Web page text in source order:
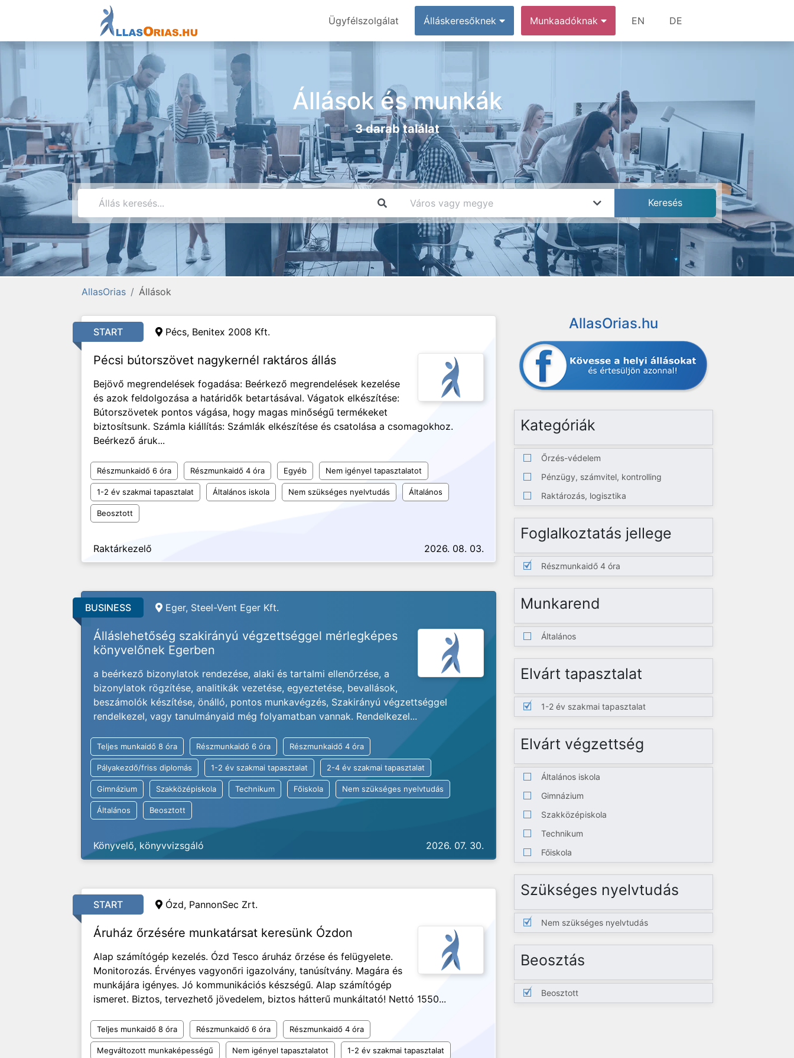
Ügyfélszolgálat Álláskeresőknek Munkaadóknak EN DE
Állások és munkák
3 darab találat
AllasOrias Állások
START Pécs, Benitex 2008 Kft.
Pécsi bútorszövet nagykernél raktáros állás
Bejövő megrendelések fogadása: Beérkező megrendelések kezelése
és azok feldolgozása a határidők betartásával. Vágatok elkészítése:
Bútorszövetek pontos vágása, hogy magas minőségű termékeket
biztosítsunk. Számla kiállítás: Számlák elkészítése és csatolása a csomagokhoz.
Beérkező áruk...
Részmunkaidő 6 óra Részmunkaidő 4 óra Egyéb Nem igényel tapasztalatot
1-2 év szakmai tapasztalat Általános iskola Nem szükséges nyelvtudás Általános
Beosztott
Raktárkezelő 2026. 08. 03.
BUSINESS Eger, Steel-Vent Eger Kft.
Álláslehetőség szakirányú végzettséggel mérlegképes
könyvelőnek Egerben
a beérkező bizonylatok rendezése, alaki és tartalmi ellenőrzése, a
bizonylatok rögzítése, analitikák vezetése, egyeztetése, bevallások,
beszámolók készítése, önálló, pontos munkavégzés, Szakirányú végzettséggel
rendelkezel, vagy tanulmányaid még folyamatban vannak. Rendelkezel...
Teljes munkaidő 8 óra Részmunkaidő 6 óra Részmunkaidő 4 óra
Pályakezdő/friss diplomás 1-2 év szakmai tapasztalat 2-4 év szakmai tapasztalat
Gimnázium Szakközépiskola Technikum Főiskola Nem szükséges nyelvtudás
Általános Beosztott
Könyvelő, könyvvizsgáló 2026. 07. 30.
START Ózd, PannonSec Zrt.
Áruház őrzésére munkatársat keresünk Ózdon
Alap számítógép kezelés. Ózd Tesco áruház őrzése és felügyelete.
Monitorozás. Érvényes vagyonőri igazolvány, tanúsítvány. Magára és
munkájára igényes. Jó kommunikációs készségű. Alap számítógép
ismeret. Biztos, tervezhető jövedelem, biztos hátterű munkáltató! Nettó 1550...
Teljes munkaidő 8 óra Részmunkaidő 6 óra Részmunkaidő 4 óra
Megváltozott munkaképességű Nem igényel tapasztalatot 1-2 év szakmai tapasztalat
AllasOrias.hu
Kategóriák
Őrzés-védelem
Pénzügy, számvitel, kontrolling
Raktározás, logisztika
Foglalkoztatás jellege
Részmunkaidő 4 óra
Munkarend
Általános
Elvárt tapasztalat
1-2 év szakmai tapasztalat
Elvárt végzettség
Általános iskola
Gimnázium
Szakközépiskola
Technikum
Főiskola
Szükséges nyelvtudás
Nem szükséges nyelvtudás
Beosztás
Beosztott